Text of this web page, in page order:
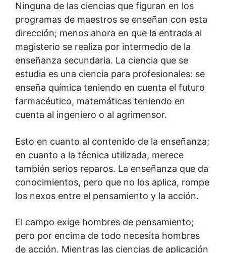
Ninguna de las ciencias que figuran en los
programas de maestros se enseñan con esta
dirección; menos ahora en que la entrada al
magisterio se realiza por intermedio de la
enseñanza secundaria. La ciencia que se
estudia es una ciencia para profesionales: se
enseña química teniendo en cuenta el futuro
farmacéutico, matemáticas teniendo en
cuenta al ingeniero o al agrimensor.
Esto en cuanto al contenido de la enseñanza;
en cuanto a la técnica utilizada, merece
también serios reparos. La enseñanza que da
conocimientos, pero que no los aplica, rompe
los nexos entre el pensamiento y la acción.
El campo exige hombres de pensamiento;
pero por encima de todo necesita hombres
de acción. Mientras las ciencias de aplicación